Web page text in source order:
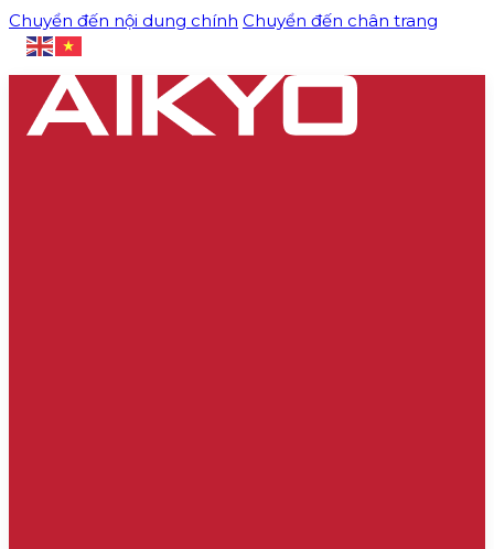
Chuyển đến nội dung chính Chuyển đến chân trang